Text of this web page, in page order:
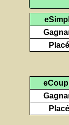
Placé
Placé